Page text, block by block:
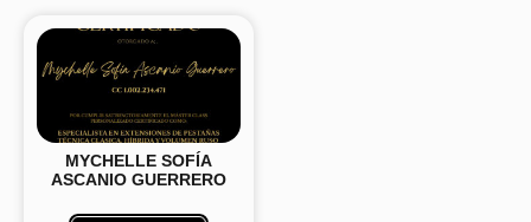
MYCHELLE SOFÍA
ASCANIO GUERRERO